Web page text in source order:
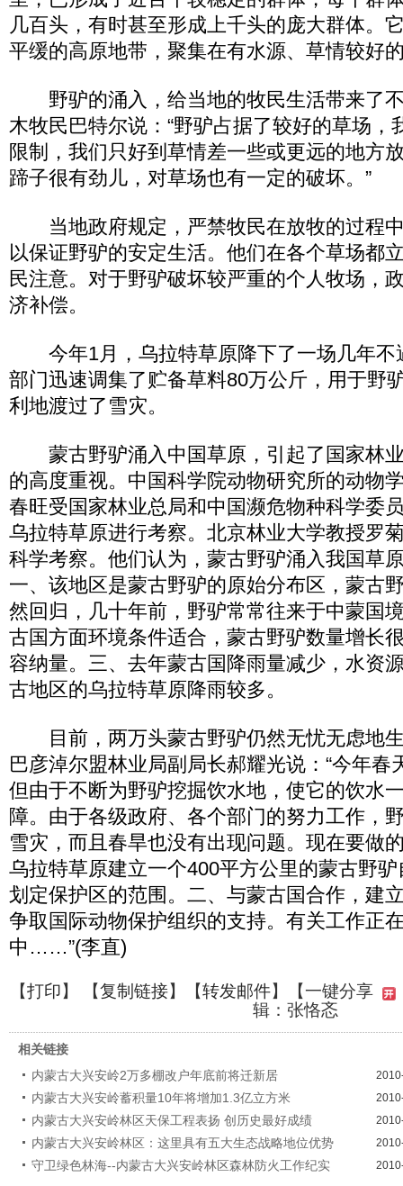
几百头，有时甚至形成上千头的庞大群体。
平缓的高原地带，聚集在有水源、草情较好
野驴的涌入，给当地的牧民生活带来了
木牧民巴特尔说：“野驴占据了较好的草场，
限制，我们只好到草情差一些或更远的地方
蹄子很有劲儿，对草场也有一定的破坏。”
当地政府规定，严禁牧民在放牧的过程
以保证野驴的安定生活。他们在各个草场都
民注意。对于野驴破坏较严重的个人牧场，
济补偿。
今年1月，乌拉特草原降下了一场几年不
部门迅速调集了贮备草料80万公斤，用于野
利地渡过了雪灾。
蒙古野驴涌入中国草原，引起了国家林
的高度重视。中国科学院动物研究所的动物
春旺受国家林业总局和中国濒危物种科学委
乌拉特草原进行考察。北京林业大学教授罗
科学考察。他们认为，蒙古野驴涌入我国草
一、该地区是蒙古野驴的原始分布区，蒙古
然回归，几十年前，野驴常常往来于中蒙国
古国方面环境条件适合，蒙古野驴数量增长
容纳量。三、去年蒙古国降雨量减少，水资
古地区的乌拉特草原降雨较多。
目前，两万头蒙古野驴仍然无忧无虑地
巴彦淖尔盟林业局副局长郝耀光说：“今年春
但由于不断为野驴挖掘饮水地，使它的饮水
障。由于各级政府、各个部门的努力工作，
雪灾，而且春旱也没有出现问题。现在要做
乌拉特草原建立一个400平方公里的蒙古野
划定保护区的范围。二、与蒙古国合作，建
争取国际动物保护组织的支持。有关工作正
中……”(李直)
【打印】 【复制链接】【转发邮件】
【一键分享
辑：张恪忞
相关链接
内蒙古大兴安岭2万多棚改户年底前将迁新居
内蒙古大兴安岭蓄积量10年将增加1.3亿立方米
内蒙古大兴安岭林区天保工程表扬 创历史最好成绩
内蒙古大兴安岭林区：这里具有五大生态战略地位优势
守卫绿色林海--内蒙古大兴安岭林区森林防火工作纪实